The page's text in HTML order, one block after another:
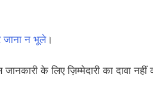
जाना न भूले।
के लिए ज़िम्मेदारी का दावा